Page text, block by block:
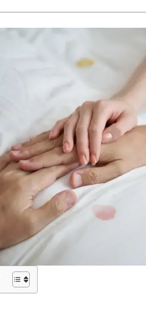
不動産・相続のサポート（外部サ
ービス）
FEATURE
スーパー・コートの特徴
ホスピタリティ
安心の医療体制
認知症ケア
リハビリ・トレーニング
天然温泉
おいしい食事・水・空気
イベント・アクティビティ
社会からの評価